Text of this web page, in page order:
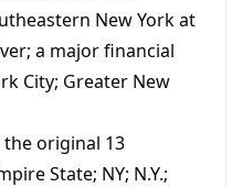
New York at
a major financial
City; Greater New
original 13
State; NY; N.Y.;